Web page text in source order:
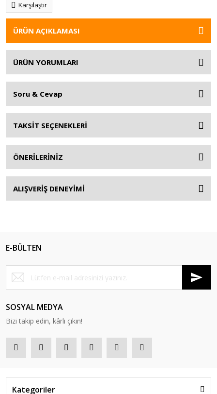
Karşılaştır
ÜRÜN AÇIKLAMASI
ÜRÜN YORUMLARI
Soru & Cevap
TAKSİT SEÇENEKLERİ
ÖNERİLERİNİZ
ALIŞVERİŞ DENEYİMİ
E-BÜLTEN
SOSYAL MEDYA
Bizi takip edin, kârlı çıkın!
Kategoriler